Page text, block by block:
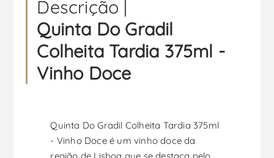
Descrição |
Quinta Do Gradil
Colheita Tardia 375ml -
Vinho Doce
Quinta Do Gradil Colheita Tardia 375ml
- Vinho Doce é um vinho doce da